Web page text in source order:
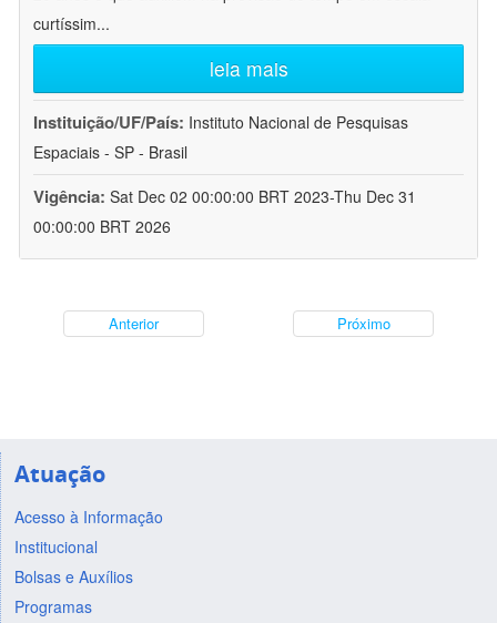
curtíssim...
leia mais
Instituição/UF/País: Instituto Nacional de Pesquisas
Espaciais - SP - Brasil
Vigência: Sat Dec 02 00:00:00 BRT 2023-Thu Dec 31
00:00:00 BRT 2026
Anterior Próximo
Atuação
Acesso à Informação
Institucional
Bolsas e Auxílios
Programas